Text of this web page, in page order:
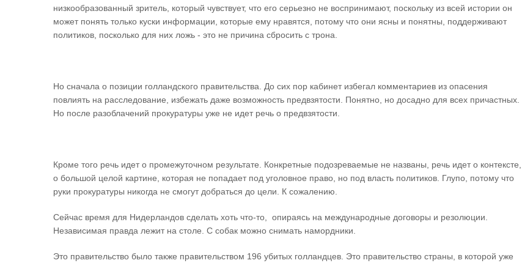
низкообразованный зритель, который чувствует, что его серьезно не воспринимают, поскольку из всей истории он
может понять только куски информации, которые ему нравятся, потому что они ясны и понятны, поддерживают
политиков, посколько для них ложь - это не причина сбросить с трона.
Но сначала о позиции голландского правительства. До сих пор кабинет избегал комментариев из опасения
повлиять на расследование, избежать даже возможность предвзятости. Понятно, но досадно для всех причастных.
Но после разоблачений прокуратуры уже не идет речь о предвзятости.
Кроме того речь идет о промежуточном результате. Конкретные подозреваемые не названы, речь идет о контексте,
о большой целой картине, которая не попадает под уголовное право, но под власть политиков. Глупо, потому что
руки прокуратуры никогда не смогут добраться до цели. К сожалению.
Сейчас время для Нидерландов сделать хоть что-то, опираясь на международные договоры и резолюции.
Независимая правда лежит на столе. С собак можно снимать намордники.
Это правительство было также правительством 196 убитых голландцев. Это правительство страны, в которой уже